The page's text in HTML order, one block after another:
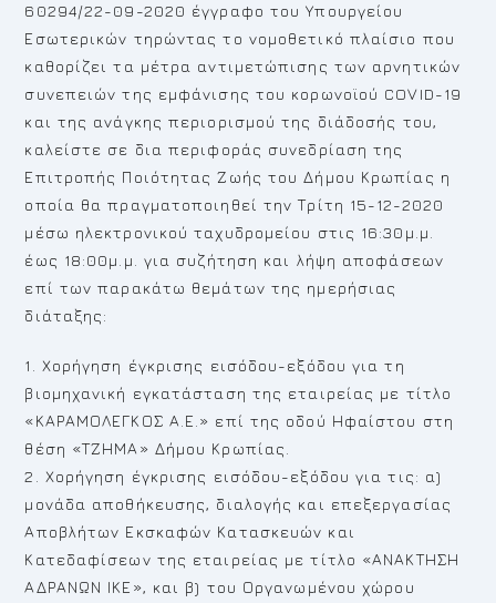
60294/22-09-2020 έγγραφο του Υπουργείου
Εσωτερικών τηρώντας το νομοθετικό πλαίσιο που
καθορίζει τα μέτρα αντιμετώπισης των αρνητικών
συνεπειών της εμφάνισης του κορωνοϊού COVID-19
και της ανάγκης περιορισμού της διάδοσής του,
καλείστε σε δια περιφοράς συνεδρίαση της
Επιτροπής Ποιότητας Ζωής του Δήμου Κρωπίας η
οποία θα πραγματοποιηθεί την Τρίτη 15-12-2020
μέσω ηλεκτρονικού ταχυδρομείου στις 16:30μ.μ.
έως 18:00μ.μ. για συζήτηση και λήψη αποφάσεων
επί των παρακάτω θεμάτων της ημερήσιας
διάταξης:
1. Χορήγηση έγκρισης εισόδου-εξόδου για τη
βιομηχανική εγκατάσταση της εταιρείας με τίτλο
«ΚΑΡΑΜΟΛΕΓΚΟΣ Α.Ε.» επί της οδού Ηφαίστου στη
θέση «ΤΖΗΜΑ» Δήμου Κρωπίας.
2. Χορήγηση έγκρισης εισόδου-εξόδου για τις: α)
μονάδα αποθήκευσης, διαλογής και επεξεργασίας
Αποβλήτων Εκσκαφών Κατασκευών και
Κατεδαφίσεων της εταιρείας με τίτλο «ΑΝΑΚΤΗΣΗ
ΑΔΡΑΝΩΝ ΙΚΕ», και β) του Οργανωμένου χώρου